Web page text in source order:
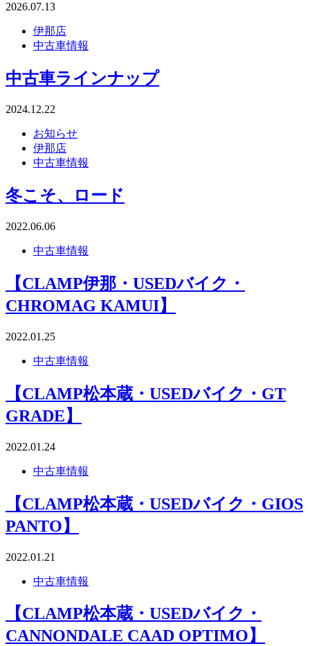
2026.07.13
伊那店
中古車情報
中古車ラインナップ
2024.12.22
お知らせ
伊那店
中古車情報
冬こそ、ロード
2022.06.06
中古車情報
【CLAMP伊那・USEDバイク・
CHROMAG KAMUI】
2022.01.25
中古車情報
【CLAMP松本蔵・USEDバイク・GT
GRADE】
2022.01.24
中古車情報
【CLAMP松本蔵・USEDバイク・GIOS
PANTO】
2022.01.21
中古車情報
【CLAMP松本蔵・USEDバイク・
CANNONDALE CAAD OPTIMO】